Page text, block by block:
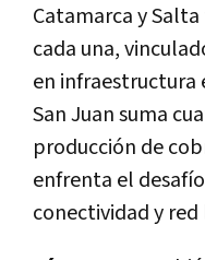
Catamarca y
cada una,
en infraestructura
San Juan suma
producción de
enfrenta el
conectividad y